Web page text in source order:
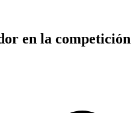
en la competición